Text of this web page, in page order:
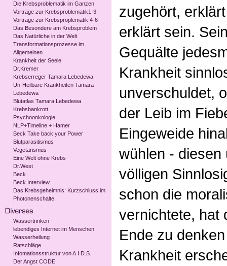
Die Krebsproblematik im Ganzen
Vorträge zur Krebsproblematik1-3
Vorträge zur Krebsproplematik 4-6
Das Besondere am Krebsproblem
Das Natürliche in der Welt
Transformationsprozesse im
Allgemeinen
Krankheit der Seele
Dr.Kremer
Krebserreger Tamara Lebedewa
Un-Heilbare Krankheiten Tamara
Lebedewa
Blutatlas Tamara Lebedewa
Krebsbankrott
Psychoonkologie
NLP+Timeline + Hamer
Beck Take back your Power
Blutparasitismus
Vegetarismus
Eine Welt ohne Krebs
Dr.West
Beck
Beck Interview
Das Krebsgeheimnis: Kurzschluss im
Photonenschalte
Wassertrinken
lebendiges Internet im Menschen
Wasserheilung
Ratschläge
Infomationsstruktur von A.I.D.S.
Der Angst CODE
zugehört,
erklärt sein.
Gequälte
Krankheit
unverschuldet,
der Leib im
Eingeweide
wühlen - diesen
völligen
schon die
vernichtete, hat
Ende zu
Krankheit